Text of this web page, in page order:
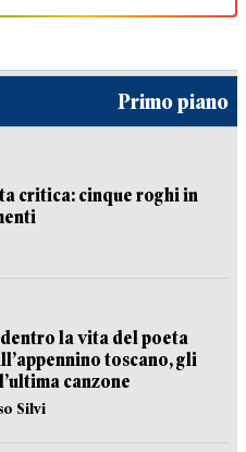
Primo piano
critica: cinque roghi in
la vita del poeta
toscano, gli
canzone
Silvi